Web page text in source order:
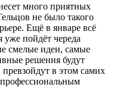
много приятных
не было такого
Ещё в январе всё
уже пойдёт череда
смелые идеи, самые
решения будут
в этом самих
профессиональным